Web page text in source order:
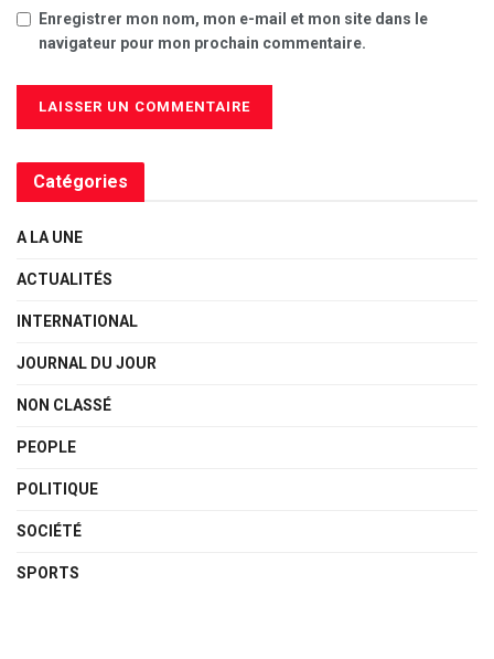
Enregistrer mon nom, mon e-mail et mon site dans le
navigateur pour mon prochain commentaire.
Catégories
A LA UNE
ACTUALITÉS
INTERNATIONAL
JOURNAL DU JOUR
NON CLASSÉ
PEOPLE
POLITIQUE
SOCIÉTÉ
SPORTS